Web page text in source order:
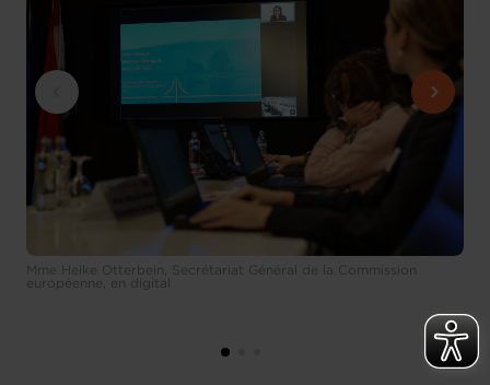
Mme Heike Otterbein, Secrétariat Général de la Commission
européenne, en digital